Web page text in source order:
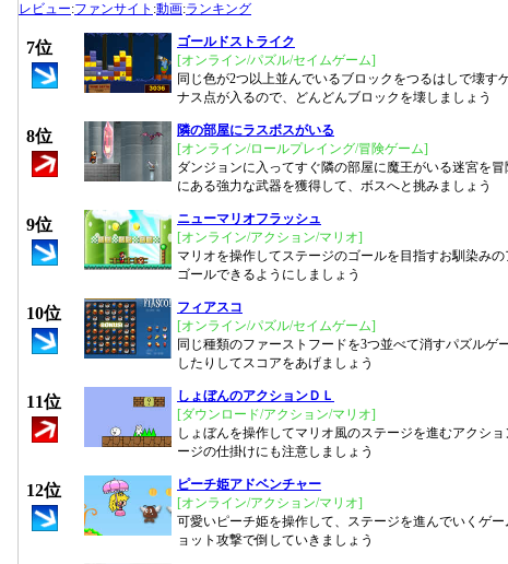
レビュー:ファンサイト :動画:ランキング
7位
ゴールドストライク
[オンライン/パズル/セイムゲーム]
同じ色が2つ以上並んでいるブロックをつるはしで壊す
ナス点が入るので、どんどんブロックを壊しましょう
8位
隣の部屋にラスボスがいる
[オンライン/ロールプレイング/冒険ゲーム]
ダンジョンに入ってすぐ隣の部屋に魔王がいる迷宮を
にある強力な武器を獲得して、ボスへと挑みましょう
9位
ニューマリオフラッシュ
[オンライン/アクション/マリオ]
マリオを操作してステージのゴールを目指すお馴染み
ゴールできるようにしましょう
10位
フィアスコ
[オンライン/パズル/セイムゲーム]
同じ種類のファーストフードを3つ並べて消すパズルゲ
したりしてスコアをあげましょう
11位
しょぼんのアクションＤＬ
[ダウンロード/アクション/マリオ]
しょぼんを操作してマリオ風のステージを進むアクシ
ージの仕掛けにも注意しましょう
12位
ピーチ姫アドベンチャー
[オンライン/アクション/マリオ]
可愛いピーチ姫を操作して、ステージを進んでいくゲ
ョット攻撃で倒していきましょう